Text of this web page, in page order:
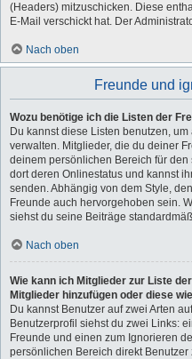
(Headers) mitzuschicken. Diese
E-Mail verschickt hat. Der
Nach oben
Freunde und
Wozu benötige ich die Listen der
Du kannst diese Listen benutzen,
verwalten. Mitglieder, die du deiner
deinem persönlichen Bereich für
dort deren Onlinestatus und kannst
senden. Abhängig von dem Style,
Freunde auch hervorgehoben sein.
siehst du seine Beiträge
Nach oben
Wie kann ich Mitglieder zur Liste
Mitglieder hinzufügen oder diese
Du kannst Benutzer auf zwei Arten
Benutzerprofil siehst du zwei Links:
Freunde und einen zum Ignorieren
persönlichen Bereich direkt